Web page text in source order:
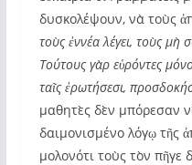
δυσκολέψουν, νὰ τοὺς
τοὺς ἐννέα λέγει, τοὺς μὴ
Τούτους γὰρ εὑρόντες
ταῖς ἐρωτήσεσι,
μαθητὲς δὲν μπόρεσαν
δαιμονισμένο λόγῳ τῆς
μολονότι τοὺς τὸν πῆγε